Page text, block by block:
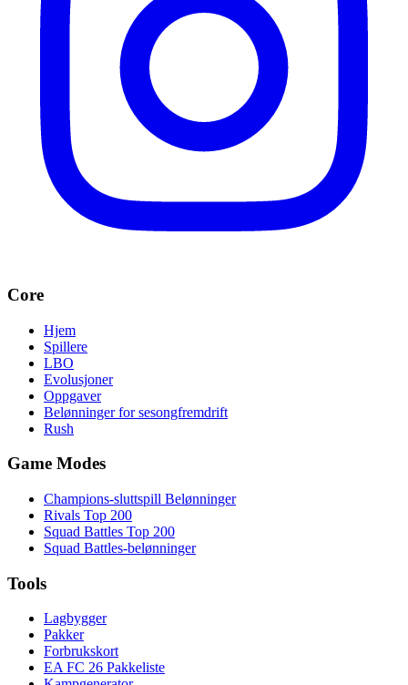
Core
Hjem
Spillere
LBO
Evolusjoner
Oppgaver
Belønninger for sesongfremdrift
Rush
Game Modes
Champions-sluttspill Belønninger
Rivals Top 200
Squad Battles Top 200
Squad Battles-belønninger
Tools
Lagbygger
Pakker
Forbrukskort
EA FC 26 Pakkeliste